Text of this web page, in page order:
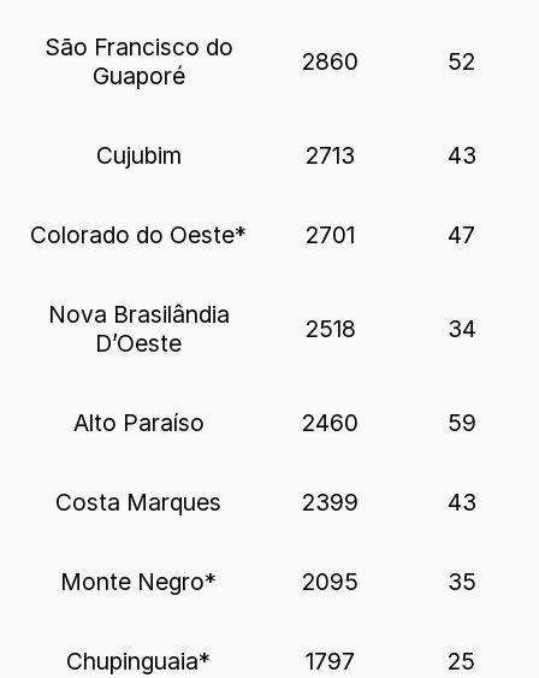
São Francisco do
Guaporé
2860 52
Cujubim 2713 43
Colorado do Oeste* 2701 47
Nova Brasilândia
D’Oeste
2518 34
Alto Paraíso 2460 59
Costa Marques 2399 43
Monte Negro* 2095 35
Chupinguaia* 1797 25